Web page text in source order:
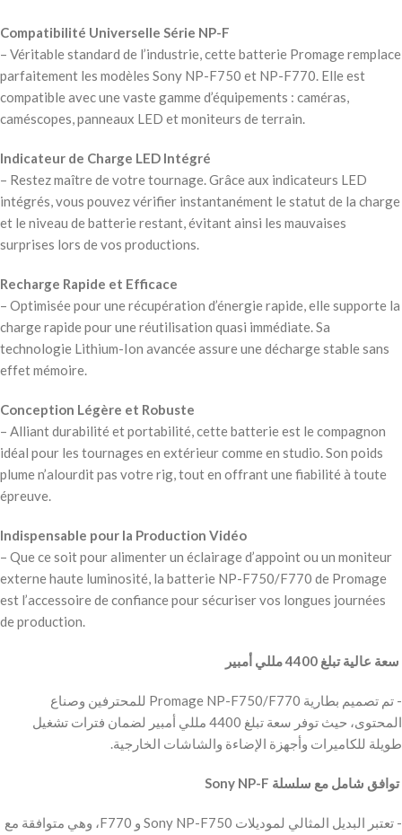
Compatibilité Universelle Série NP-F
– Véritable standard de l’industrie, cette batterie Promage remplace
parfaitement les modèles Sony NP-F750 et NP-F770. Elle est
compatible avec une vaste gamme d’équipements : caméras,
caméscopes, panneaux LED et moniteurs de terrain.
Indicateur de Charge LED Intégré
– Restez maître de votre tournage. Grâce aux indicateurs LED
intégrés, vous pouvez vérifier instantanément le statut de la charge
et le niveau de batterie restant, évitant ainsi les mauvaises
surprises lors de vos productions.
Recharge Rapide et Efficace
– Optimisée pour une récupération d’énergie rapide, elle supporte la
charge rapide pour une réutilisation quasi immédiate. Sa
technologie Lithium-Ion avancée assure une décharge stable sans
effet mémoire.
Conception Légère et Robuste
– Alliant durabilité et portabilité, cette batterie est le compagnon
idéal pour les tournages en extérieur comme en studio. Son poids
plume n’alourdit pas votre rig, tout en offrant une fiabilité à toute
épreuve.
Indispensable pour la Production Vidéo
– Que ce soit pour alimenter un éclairage d’appoint ou un moniteur
externe haute luminosité, la batterie NP-F750/F770 de Promage
est l’accessoire de confiance pour sécuriser vos longues journées
de production.
‫ سعة عالية تبلغ 4400 مللي أمبير
‫- تم تصميم بطارية Promage NP-F750/F770 للمحترفين وصناع
المحتوى، حيث توفر سعة تبلغ 4400 مللي أمبير لضمان فترات تشغيل
طويلة للكاميرات وأجهزة الإضاءة والشاشات الخارجية.
‫ توافق شامل مع سلسلة Sony NP-F
‫- تعتبر البديل المثالي لموديلات Sony NP-F750 و F770، وهي متوافقة مع